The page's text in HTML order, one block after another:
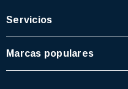
Servicios
Marcas populares